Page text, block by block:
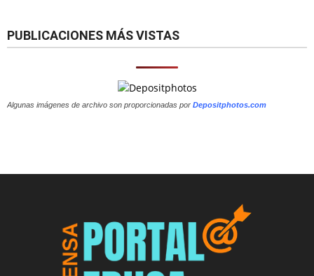
PUBLICACIONES MÁS VISTAS
Algunas imágenes de archivo son proporcionadas por Depositphotos.com